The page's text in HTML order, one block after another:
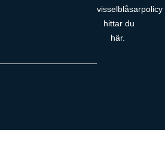
visselblåsarpolicy
hittar du
här.